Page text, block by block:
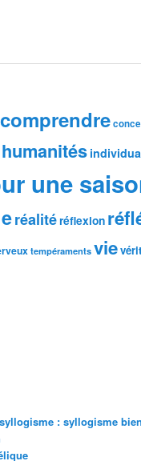
comprendre
humanités
une
réalitéréflexion
tempéramentsvie
: syllogisme